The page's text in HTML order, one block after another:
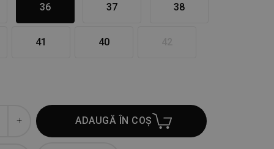
36 37 38
41 40
ADAUGĂ ÎN COȘ